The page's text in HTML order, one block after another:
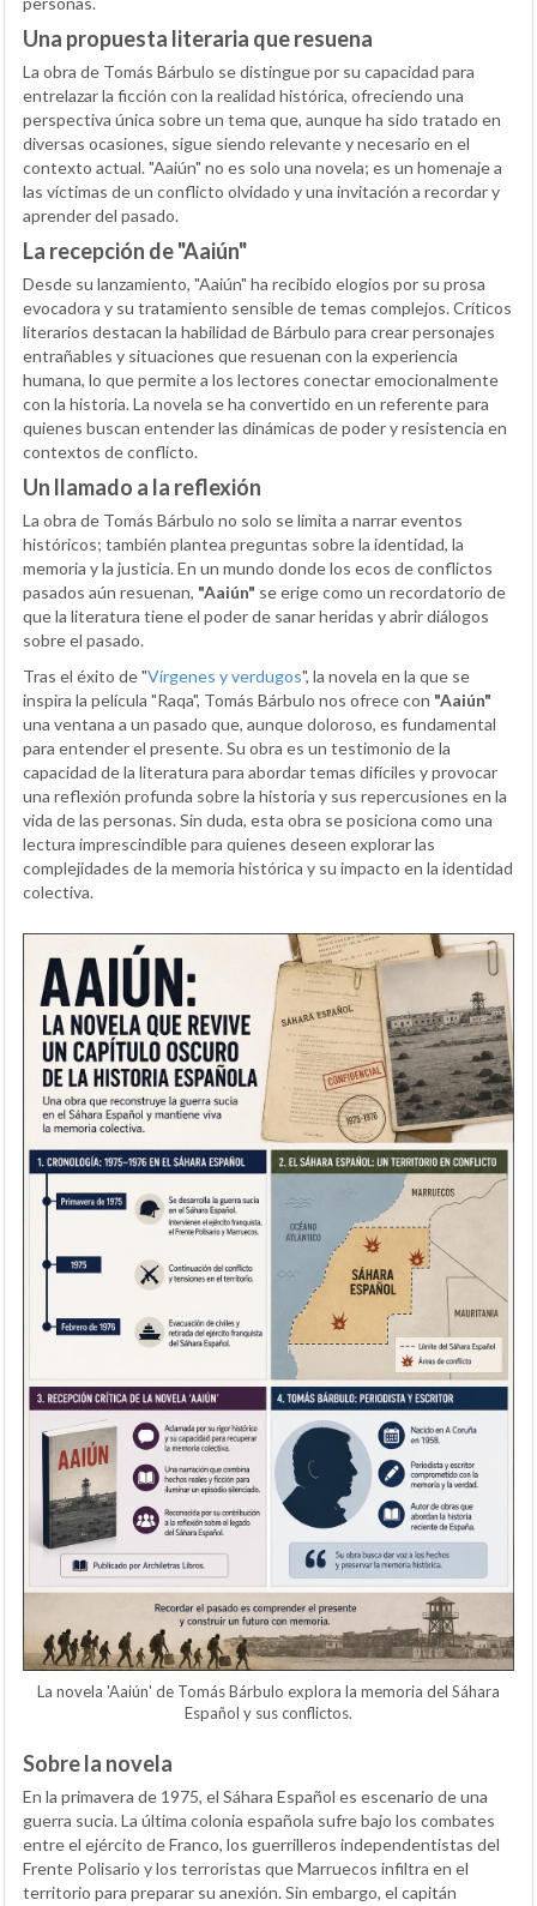
Una propuesta literaria que resuena
La obra de Tomás Bárbulo se distingue por su capacidad para
entrelazar la ficción con la realidad histórica, ofreciendo una
perspectiva única sobre un tema que, aunque ha sido tratado en
diversas ocasiones, sigue siendo relevante y necesario en el
contexto actual. "Aaiún" no es solo una novela; es un homenaje a
las víctimas de un conflicto olvidado y una invitación a recordar y
aprender del pasado.
La recepción de "Aaiún"
Desde su lanzamiento, "Aaiún" ha recibido elogios por su prosa
evocadora y su tratamiento sensible de temas complejos. Críticos
literarios destacan la habilidad de Bárbulo para crear personajes
entrañables y situaciones que resuenan con la experiencia
humana, lo que permite a los lectores conectar emocionalmente
con la historia. La novela se ha convertido en un referente para
quienes buscan entender las dinámicas de poder y resistencia en
contextos de conflicto.
Un llamado a la reflexión
La obra de Tomás Bárbulo no solo se limita a narrar eventos
históricos; también plantea preguntas sobre la identidad, la
memoria y la justicia. En un mundo donde los ecos de conflictos
pasados aún resuenan, "Aaiún" se erige como un recordatorio de
que la literatura tiene el poder de sanar heridas y abrir diálogos
sobre el pasado.
Tras el éxito de "Vírgenes y verdugos", la novela en la que se
inspira la película "Raqa", Tomás Bárbulo nos ofrece con "Aaiún"
una ventana a un pasado que, aunque doloroso, es fundamental
para entender el presente. Su obra es un testimonio de la
capacidad de la literatura para abordar temas difíciles y provocar
una reflexión profunda sobre la historia y sus repercusiones en la
vida de las personas. Sin duda, esta obra se posiciona como una
lectura imprescindible para quienes deseen explorar las
complejidades de la memoria histórica y su impacto en la identidad
colectiva.
La novela 'Aaiún' de Tomás Bárbulo explora la memoria del Sáhara
Español y sus conflictos.
Sobre la novela
En la primavera de 1975, el Sáhara Español es escenario de una
guerra sucia. La última colonia española sufre bajo los combates
entre el ejército de Franco, los guerrilleros independentistas del
Frente Polisario y los terroristas que Marruecos infiltra en el
territorio para preparar su anexión. Sin embargo, el capitán